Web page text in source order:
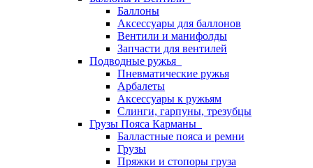
Баллоны
Аксессуары для баллонов
Вентили и манифолды
Запчасти для вентилей
Подводные ружья
Пневматические ружья
Арбалеты
Аксессуары к ружьям
Слинги, гарпуны, трезубцы
Грузы Пояса Карманы
Балластные пояса и ремни
Грузы
Пряжки и стопоры груза